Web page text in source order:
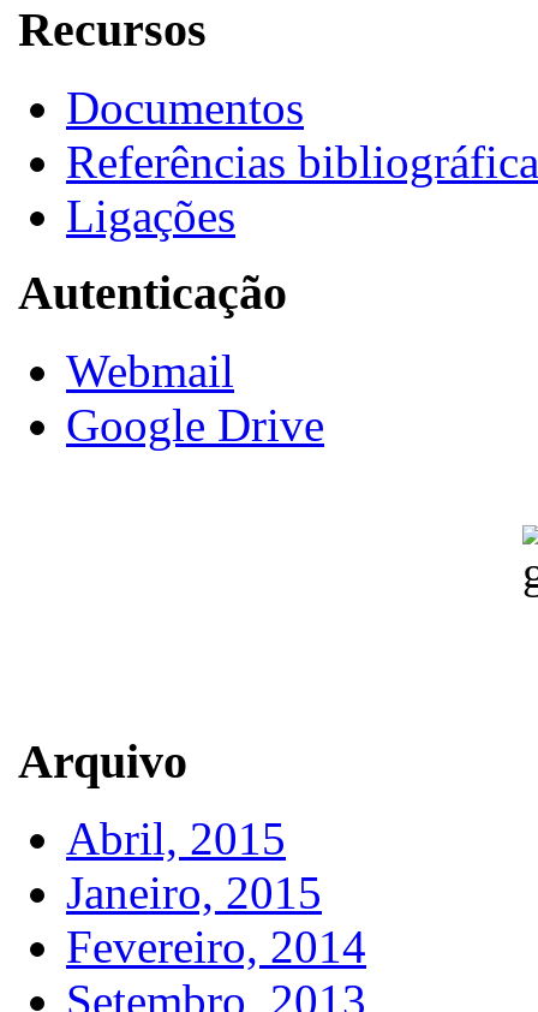
Recursos
Documentos
Referências
Ligações
Autenticação
Webmail
Google Drive
Arquivo
Abril, 2015
Janeiro, 2015
Fevereiro, 2014
Setembro, 2013